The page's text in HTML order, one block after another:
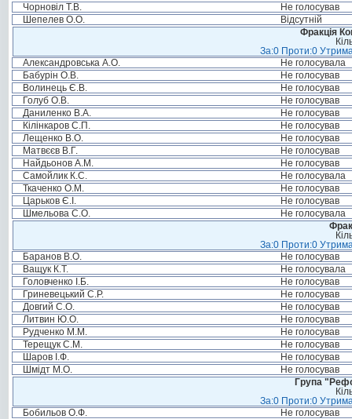
Чорновіл Т.В.
Не голосував
Шепелев О.О.
Відсутній
Фракція
За:0 Проти:0
Александровська А.О.
Не голосувала
Бабурін О.В.
Не голосував
Волинець Є.В.
Не голосував
Голуб О.В.
Не голосував
Даниленко В.А.
Не голосував
Кілінкаров С.П.
Не голосував
Лещенко В.О.
Не голосував
Матвєєв В.Г.
Не голосував
Найдьонов А.М.
Не голосував
Самойлик К.С.
Не голосувала
Ткаченко О.М.
Не голосував
Царьков Є.І.
Не голосував
Шмельова С.О.
Не голосувала
За:0 Проти:0
Баранов В.О.
Не голосував
Ващук К.Т.
Не голосувала
Головченко І.Б.
Не голосував
Гриневецький С.Р.
Не голосував
Довгий С.О.
Не голосував
Литвин Ю.О.
Не голосував
Рудченко М.М.
Не голосував
Терещук С.М.
Не голосував
Шаров І.Ф.
Не голосував
Шмідт М.О.
Не голосував
Група
За:0 Проти:0
Бобильов О.Ф.
Не голосував